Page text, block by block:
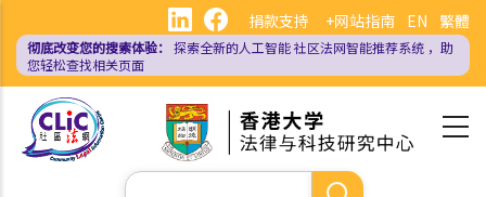
主
EN 繁體
捐款支持 +网站指南
彻底改变您的搜索体验： 探索全新的人工智能社区法网智能推荐系统 ，助
您轻松查找相关页面
搜